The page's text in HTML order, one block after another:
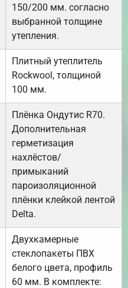
150/200 мм. согласно
выбранной толщине
утепления.
Плитный утеплитель
Rockwool, толщиной
100 мм.
Плёнка Ондутис R70.
Дополнительная
герметизация
нахлёстов/
примыканий
пароизоляционной
плёнки клейкой лентой
Delta.
Двухкамерные
стеклопакеты ПВХ
белого цвета, профиль
60 мм. В комплекте: